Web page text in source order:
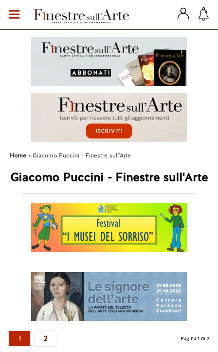
Home Giacomo Puccini - Finestre sull'Arte
Giacomo Puccini - Finestre sull'Arte
1 2 Pagina 1 di 2